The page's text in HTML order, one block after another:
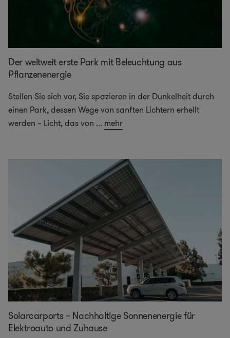
Der weltweit erste Park mit Beleuchtung aus
Pflanzenenergie
Stellen Sie sich vor, Sie spazieren in der Dunkelheit durch
einen Park, dessen Wege von sanften Lichtern erhellt
werden – Licht, das von ... mehr
Solarcarports – Nachhaltige Sonnenenergie für
Elektroauto und Zuhause